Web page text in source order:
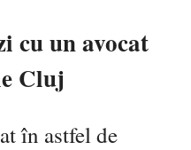
cu un avocat
Cluj
în astfel de